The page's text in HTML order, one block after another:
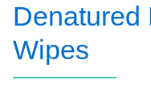
Denatured
Wipes